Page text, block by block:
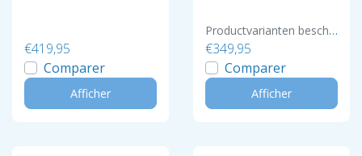
€419,95
Comparer
Afficher
Productvarianten beschikbaar
€349,95
Comparer
Afficher